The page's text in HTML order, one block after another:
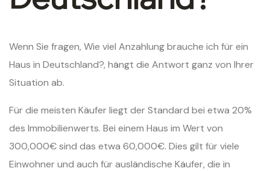
Wenn Sie fragen, Wie viel Anzahlung brauche ich für ein
Haus in Deutschland?, hängt die Antwort ganz von Ihrer
Situation ab.
Für die meisten Käufer liegt der Standard bei etwa 20%
des Immobilienwerts. Bei einem Haus im Wert von
300,000€ sind das etwa 60,000€. Dies gilt für viele
Einwohner und auch für ausländische Käufer, die in